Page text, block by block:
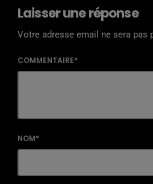
Laisser une réponse
Votre adresse email ne sera pas
COMMENTAIRE*
NOM*